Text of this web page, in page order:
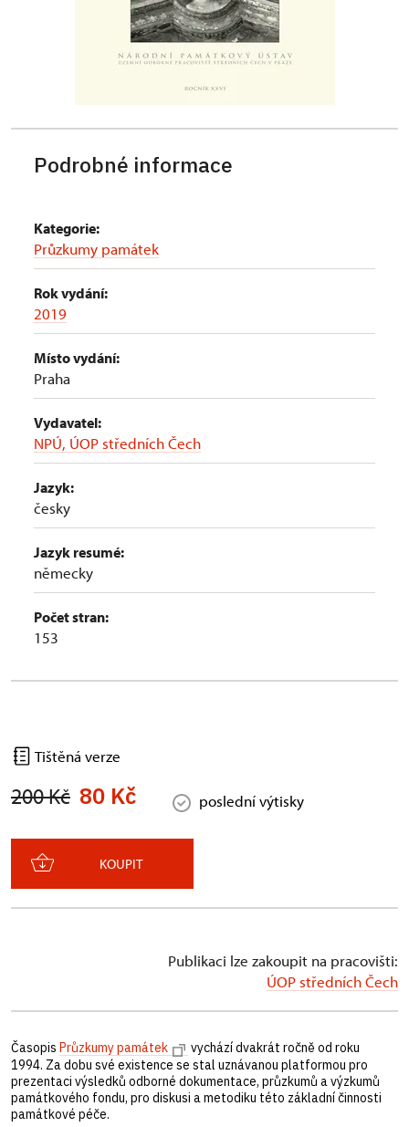
Podrobné informace
Kategorie:
Průzkumy památek
Rok vydání:
2019
Místo vydání:
Praha
Vydavatel:
NPÚ, ÚOP středních Čech
Jazyk:
česky
Jazyk resumé:
německy
Počet stran:
153
Tištěná verze
200 Kč 80 Kč poslední výtisky
KOUPIT
Publikaci lze zakoupit na pracovišti:
ÚOP středních Čech
Časopis Průzkumy památek
vychází dvakrát ročně od roku
1994. Za dobu své existence se stal uznávanou platformou pro
prezentaci výsledků odborné dokumentace, průzkumů a výzkumů
památkového fondu, pro diskusi a metodiku této základní činnosti
památkové péče.